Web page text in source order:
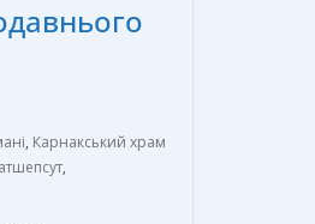
, Карнакський храм
,